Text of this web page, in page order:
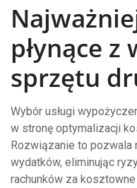
płynące z
sprzętu
Wybór usługi
w stronę optymalizacji
Rozwiązanie to pozwala
wydatków, eliminując
rachunków za kosztowne